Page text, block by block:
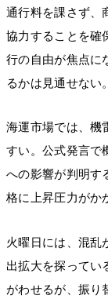
通行料を課さず、
協力することを確
行の自由が焦点に
るかは見通せない。
海運市場では、機
すい。公式発言で
への影響が判明す
格に上昇圧力がか
火曜日には、混乱
出拡大を探ってい
がわせるが、振り